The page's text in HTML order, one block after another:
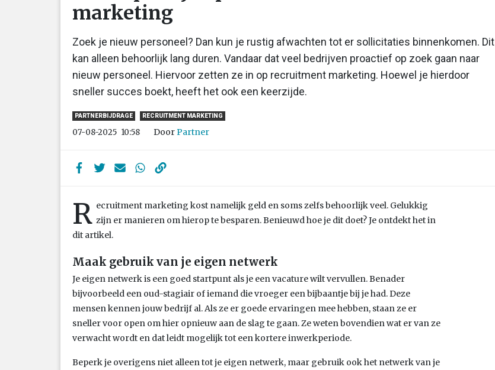
marketing
Zoek je nieuw personeel? Dan kun je rustig afwachten tot er sollicitaties binnenkomen. Dit
kan alleen behoorlijk lang duren. Vandaar dat veel bedrijven proactief op zoek gaan naar
nieuw personeel. Hiervoor zetten ze in op recruitment marketing. Hoewel je hierdoor
sneller succes boekt, heeft het ook een keerzijde.
PARTNERBIJDRAGE RECRUITMENT MARKETING
07-08-2025 10:58 Door Partner
R ecruitment marketing kost namelijk geld en soms zelfs behoorlijk veel. Gelukkig
zijn er manieren om hierop te besparen. Benieuwd hoe je dit doet? Je ontdekt het in
dit artikel.
Maak gebruik van je eigen netwerk
Je eigen netwerk is een goed startpunt als je een vacature wilt vervullen. Benader
bijvoorbeeld een oud-stagiair of iemand die vroeger een bijbaantje bij je had. Deze
mensen kennen jouw bedrijf al. Als ze er goede ervaringen mee hebben, staan ze er
sneller voor open om hier opnieuw aan de slag te gaan. Ze weten bovendien wat er van ze
verwacht wordt en dat leidt mogelijk tot een kortere inwerkperiode.
Beperk je overigens niet alleen tot je eigen netwerk, maar gebruik ook het netwerk van je